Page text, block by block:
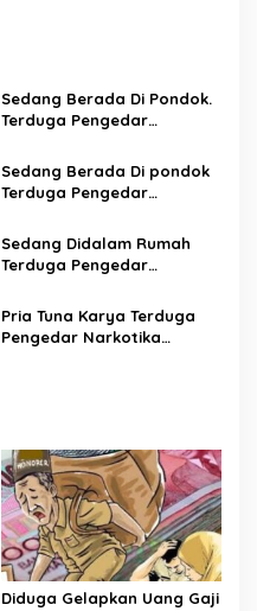
Sedang Berada Di Pondok.
Terduga Pengedar
Sedang Berada Di pondok
Terduga Pengedar
Sedang Didalam Rumah
Terduga Pengedar
Pria Tuna Karya Terduga
Pengedar Narkotika
Diduga Gelapkan Uang Gaji